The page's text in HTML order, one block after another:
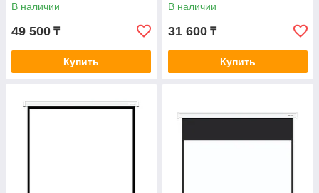
В наличии
49 500 ₸
Купить
В наличии
31 600 ₸
Купить